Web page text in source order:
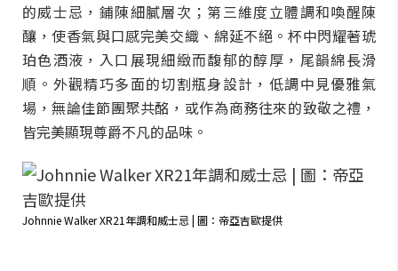
的威士忌，鋪陳細膩層次；第三維度立體調和喚醒陳
釀，使香氣與口感完美交織、綿延不絕。杯中閃耀著琥
珀色酒液，入口展現細緻而馥郁的醇厚，尾韻綿長滑
順。外觀精巧多面的切割瓶身設計，低調中見優雅氣
場，無論佳節團聚共酩，或作為商務往來的致敬之禮，
皆完美顯現尊爵不凡的品味。
Johnnie Walker XR21年調和威士忌 | 圖：帝亞吉歐提供